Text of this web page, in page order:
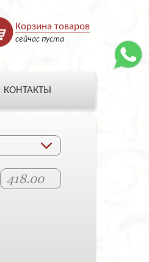
Корзина товаров
сейчас пуста
КОНТАКТЫ